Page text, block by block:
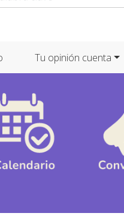
Tu opinión cuenta